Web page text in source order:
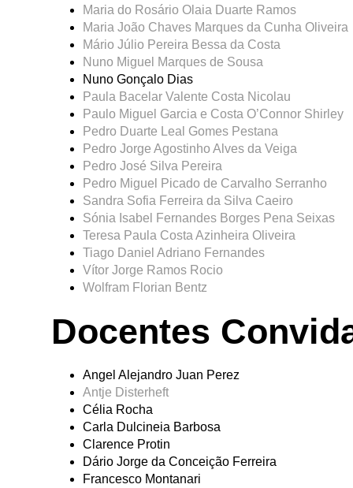
Maria do Rosário Olaia Duarte Ramos
Maria João Chaves Marques da Cunha Oliveira
Mário Júlio Pereira Bessa da Costa
Nuno Miguel Marques de Sousa
Nuno Gonçalo Dias
Paula Bacelar Valente Costa Nicolau
Paulo Miguel Garcia e Costa O’Connor Shirley
Pedro Duarte Leal Gomes Pestana
Pedro Jorge Agostinho Alves da Veiga
Pedro José Silva Pereira
Pedro Miguel Picado de Carvalho Serranho
Sandra Sofia Ferreira da Silva Caeiro
Sónia Isabel Fernandes Borges Pena Seixas
Teresa Paula Costa Azinheira Oliveira
Tiago Daniel Adriano Fernandes
Vítor Jorge Ramos Rocio
Wolfram Florian Bentz
Docentes
Angel Alejandro Juan Perez
Antje Disterheft
Célia Rocha
Carla Dulcineia Barbosa
Clarence Protin
Dário Jorge da Conceição Ferreira
Francesco Montanari